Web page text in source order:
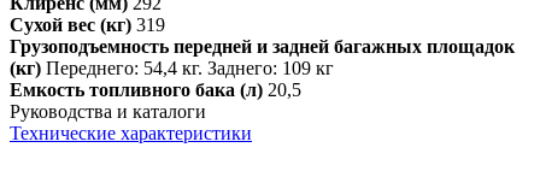
Сухой вес (кг) 319
Грузоподъемность передней и задней багажных площадок
(кг) Переднего: 54,4 кг. Заднего: 109 кг
Емкость топливного бака (л) 20,5
Руководства и каталоги
Технические характеристики